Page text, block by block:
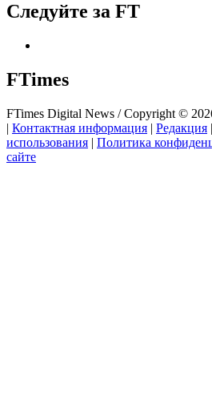
Следуйте за FT
FTimes
FTimes Digital News / Copyright ©
| Контактная информация | Редакция |
использования | Политика
сайте